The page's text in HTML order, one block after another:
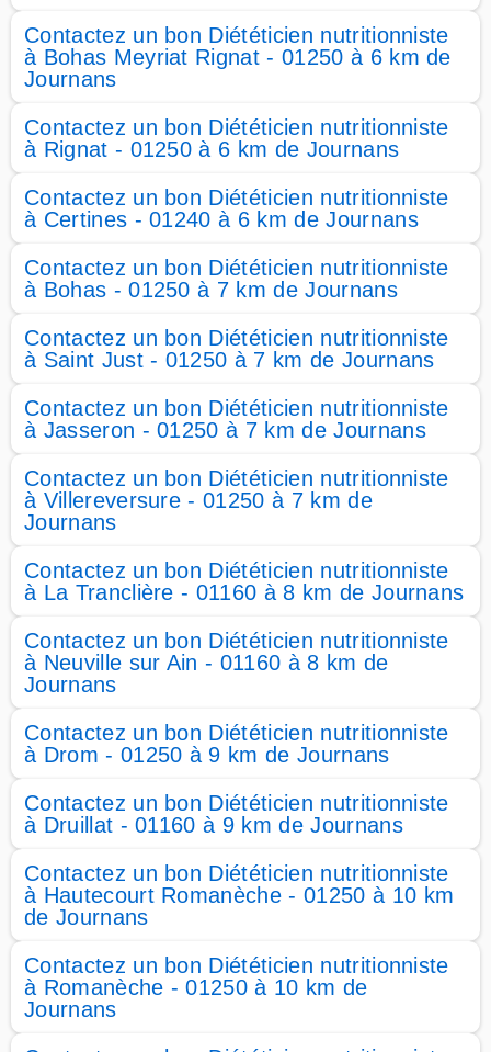
Contactez un bon Diététicien nutritionniste
à Bohas Meyriat Rignat - 01250 à 6 km de
Journans
Contactez un bon Diététicien nutritionniste
à Rignat - 01250 à 6 km de Journans
Contactez un bon Diététicien nutritionniste
à Certines - 01240 à 6 km de Journans
Contactez un bon Diététicien nutritionniste
à Bohas - 01250 à 7 km de Journans
Contactez un bon Diététicien nutritionniste
à Saint Just - 01250 à 7 km de Journans
Contactez un bon Diététicien nutritionniste
à Jasseron - 01250 à 7 km de Journans
Contactez un bon Diététicien nutritionniste
à Villereversure - 01250 à 7 km de
Journans
Contactez un bon Diététicien nutritionniste
à La Tranclière - 01160 à 8 km de Journans
Contactez un bon Diététicien nutritionniste
à Neuville sur Ain - 01160 à 8 km de
Journans
Contactez un bon Diététicien nutritionniste
à Drom - 01250 à 9 km de Journans
Contactez un bon Diététicien nutritionniste
à Druillat - 01160 à 9 km de Journans
Contactez un bon Diététicien nutritionniste
à Hautecourt Romanèche - 01250 à 10 km
de Journans
Contactez un bon Diététicien nutritionniste
à Romanèche - 01250 à 10 km de
Journans